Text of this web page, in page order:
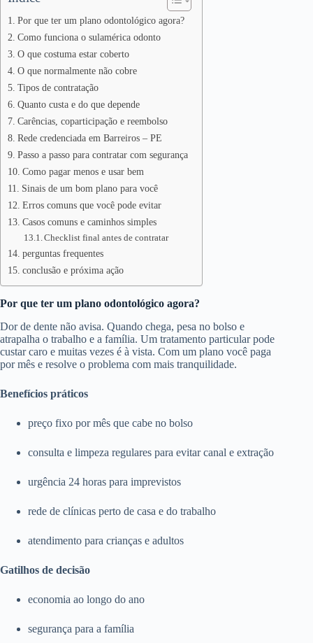
Por que ter um plano odontológico agora?
Como funciona o sulamérica odonto
O que costuma estar coberto
O que normalmente não cobre
Tipos de contratação
Quanto custa e do que depende
Carências, coparticipação e reembolso
Rede credenciada em Barreiros – PE
Passo a passo para contratar com segurança
Como pagar menos e usar bem
Sinais de um bom plano para você
Erros comuns que você pode evitar
Casos comuns e caminhos simples
Checklist final antes de contratar
perguntas frequentes
conclusão e próxima ação
Por que ter um plano odontológico agora?
Dor de dente não avisa. Quando chega, pesa no bolso e
atrapalha o trabalho e a família. Um tratamento particular pode
custar caro e muitas vezes é à vista. Com um plano você paga
por mês e resolve o problema com mais tranquilidade.
Benefícios práticos
preço fixo por mês que cabe no bolso
consulta e limpeza regulares para evitar canal e extração
urgência 24 horas para imprevistos
rede de clínicas perto de casa e do trabalho
atendimento para crianças e adultos
Gatilhos de decisão
economia ao longo do ano
segurança para a família